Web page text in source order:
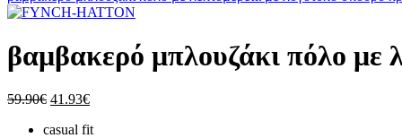
βαμβακερό μπλουζάκι πόλο με
59.90€ Original
was:
41.93€Η
τιμή
casual fit